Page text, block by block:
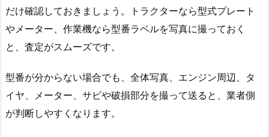
だけ確認しておきましょう。トラクターなら型式プレート
やメーター、作業機なら型番ラベルを写真に撮っておく
と、査定がスムーズです。
型番が分からない場合でも、全体写真、エンジン周辺、タ
イヤ、メーター、サビや破損部分を撮って送ると、業者側
が判断しやすくなります。